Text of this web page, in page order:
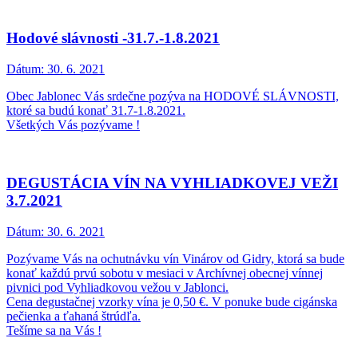
Hodové slávnosti -31.7.-1.8.2021
Dátum: 30. 6. 2021
Obec Jablonec Vás srdečne pozýva na HODOVÉ SLÁVNOSTI,
ktoré sa budú konať 31.7-1.8.2021.
Všetkých Vás pozývame !
DEGUSTÁCIA VÍN NA VYHLIADKOVEJ VEŽI
3.7.2021
Dátum: 30. 6. 2021
Pozývame Vás na ochutnávku vín Vinárov od Gidry, ktorá sa bude
konať každú prvú sobotu v mesiaci v Archívnej obecnej vínnej
pivnici pod Vyhliadkovou vežou v Jablonci.
Cena degustačnej vzorky vína je 0,50 €. V ponuke bude cigánska
pečienka a ťahaná štrúdľa.
Tešíme sa na Vás !